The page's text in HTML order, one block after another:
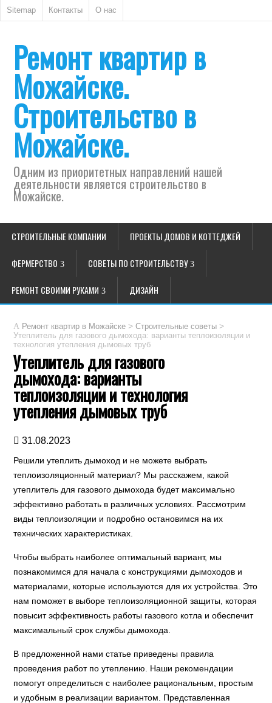
Sitemap Контакты О нас
Ремонт квартир в
Можайске.
Строительство в
Можайске.
Одним из приоритетных направлений нашей
деятельности является строительство в
Можайске.
СТРОИТЕЛЬНЫЕ КОМПАНИИ ПРОЕКТЫ ДОМОВ И КОТТЕДЖЕЙ
ФЕРМЕРСТВО СОВЕТЫ ПО СТРОИТЕЛЬСТВУ
РЕМОНТ СВОИМИ РУКАМИ ДИЗАЙН
Ремонт квартир в Можайске >Строительные советы >
Утеплитель для газового дымохода: варианты теплоизоляции и
технология утепления дымовых труб
Утеплитель для газового
дымохода: варианты
теплоизоляции и технология
утепления дымовых труб
31.08.2023
Решили утеплить дымоход и не можете выбрать
теплоизоляционный материал? Мы расскажем, какой
утеплитель для газового дымохода будет максимально
эффективно работать в различных условиях. Рассмотрим
виды теплоизоляции и подробно остановимся на их
технических характеристиках.
Чтобы выбрать наиболее оптимальный вариант, мы
познакомимся для начала с конструкциями дымоходов и
материалами, которые используются для их устройства. Это
нам поможет в выборе теплоизоляционной защиты, которая
повысит эффективность работы газового котла и обеспечит
максимальный срок службы дымохода.
В предложенной нами статье приведены правила
проведения работ по утеплению. Наши рекомендации
помогут определиться с наиболее рациональным, простым
и удобным в реализации вариантом. Представленная